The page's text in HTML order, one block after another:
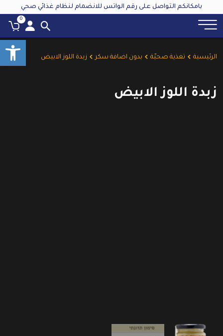
بامكانكم التواصل على رقم الواتس للانضمام لنظام غذائي صحي
0
الرئيسية تغذية صحيّة بدون اضافة سكر زبدة اللوز الابيض
زبدة اللوز الابيض